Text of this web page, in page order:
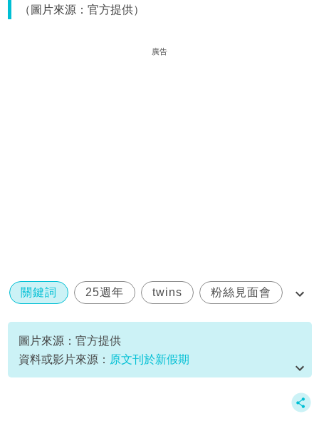
（圖片來源：官方提供）
廣告
關鍵詞 25週年 twins 粉絲見面會
蔡卓妍
圖片來源：官方提供
資料或影片來源： 原文刊於新假期